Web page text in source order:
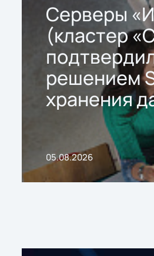
Серверы
(кластер
решением
хранения
05.08.2026